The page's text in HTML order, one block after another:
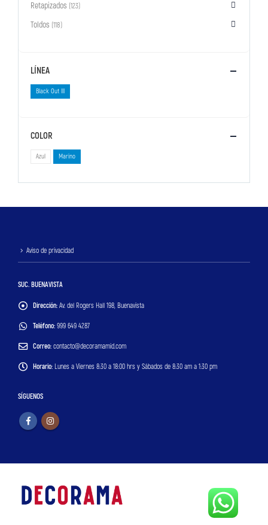
Retapizados (123)
Toldos (118)
LÍNEA
Black Out III
COLOR
Azul Marino
Aviso de privacidad
SUC. BUENAVISTA
Dirección: Av. del Rogers Hall 198, Buenavista
Teléfono: 999 649 4287
Correo: contacto@decoramamid.com
Horario: Lunes a Viernes 8:30 a 18:00 hrs y Sábados de 8:30 am a 1:30 pm
SÍGUENOS